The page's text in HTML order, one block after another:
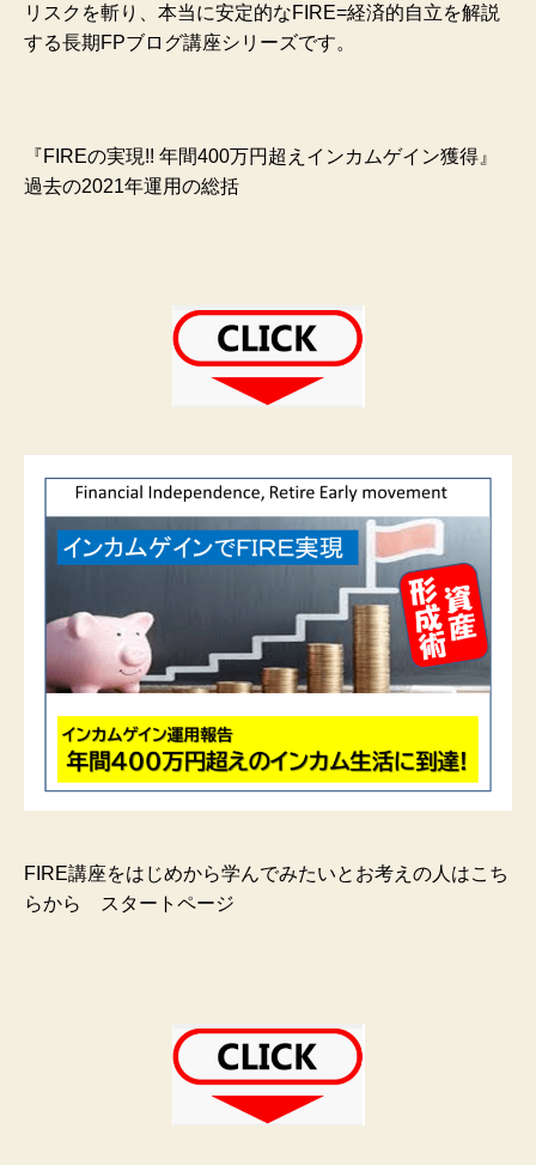
リスクを斬り、本当に安定的なFIRE=経済的自立を解説
する長期FPブログ講座シリーズです。
『FIREの実現!! 年間400万円超えインカムゲイン獲得』
過去の2021年運用の総括
FIRE講座をはじめから学んでみたいとお考えの人はこち
らから スタートページ